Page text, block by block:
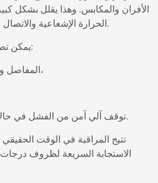
الأفران والمكابس. وهذا يقلل بشكل
الحرارة الإشعاعية والاتصال المباشر بالقضبان الساخنة.
يمكن تصميم الأسلحة الآلية بما يلي:
المفاصل والكابلات المقاومة للحرارة،
توقف آلي آمن من الفشل في حالات الارتفاع الحراري الزائد.
تتيح المراقبة في الوقت الحقيقي
الاستجابة السريعة لظروف درجات